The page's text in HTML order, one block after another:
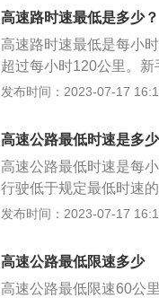
行驶，这不利于驾车安
越差。此外，车辆速度
加。因此，控制行车速
车：我国高速公路对最
行驶，一方面容易造成
忌跟车太近：安全的行
快，行车间距相应也要
高速路时速最低是多少？
高速路时速最低是每小
超过每小时120公里。
着超车道行驶，龟速占
车带内停下，但是必须
光灯，夜间还须开示宽
发布时间：2023-07-17
高速公路最低时速是多
高速公路最低时速是每
行驶低于规定最低时速
速为每小时100公里；同
上，机动车不得超过下
为每小时30公里，公路
发布时间：2023-07-17
高速公路最低限速多少
高速公路最低限速60公